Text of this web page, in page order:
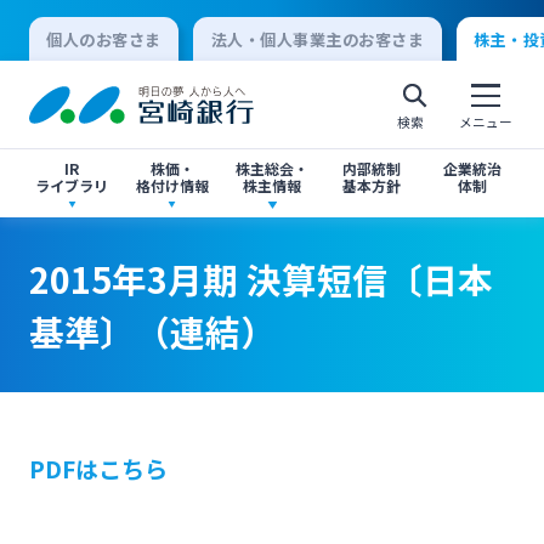
個人のお客さま 法人・個人事業主のお客さま 株主・
検索 メニュー
IR
ライブラリ
株価・
格付け情報
株主総会・
株主情報
内部統制
基本方針
企業統治
体制
決算短信
有価証券報告書・四半期報告書
株価情報
格付け情報
株主総会のご案内
中間配当のご案内
2015年3月期 決算短信〔日本基準〕（連結）
2015年3月期 決算短信〔日本基準〕（連結）
個人向けインターネットバンキング
ログオン
法人向けインターネットバンキング
2015年3月期 決算短信〔日本
基準〕（連結）
PDFはこちら